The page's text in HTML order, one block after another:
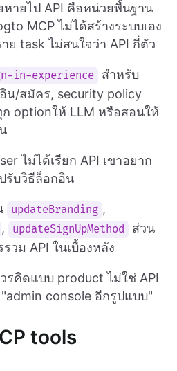
ายไป API คือหน่วยพื้นฐาน
MCP ไม่ได้สร้างระบบเอง
ย task ไม่สนใจว่า API กี่ตัว
in-experience
สำหรับ
น/สมัคร, security policy
ก optionให้ LLM หรือสอนให้
ไม่ได้เรียก API เขาอยาก
รับวิธีล็อกอิน
updateBranding ,
, updateSignUpMethod
ส่วน
วม API ในเบื้องหลัง
รคิดแบบ product ไม่ใช่ API
console อีกรูปแบบ"
tools